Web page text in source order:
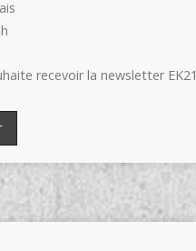
recevoir la newsletter EK21